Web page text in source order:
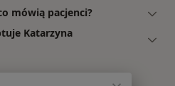
mówią pacjenci?
Katarzyna